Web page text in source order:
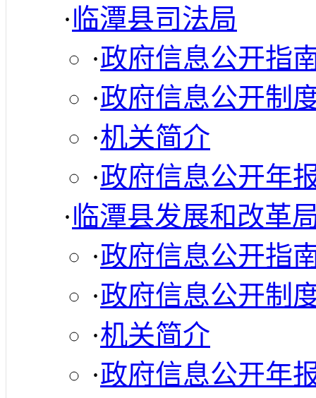
·临潭县司法局
·政府信息公开指
·政府信息公开制
·机关简介
·政府信息公开年
·临潭县发展和改革
·政府信息公开指
·政府信息公开制
·机关简介
·政府信息公开年